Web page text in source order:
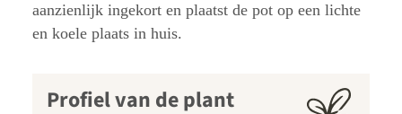
aanzienlijk ingekort en plaatst de pot op een lichte
en koele plaats in huis.
Profiel van de plant